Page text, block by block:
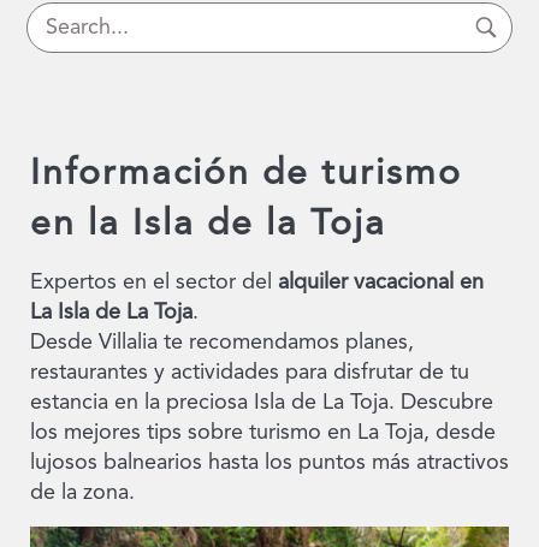
Información de turismo
en la Isla de la Toja
Expertos en el sector del alquiler vacacional en
La Isla de La Toja.
Desde Villalia te recomendamos planes,
restaurantes y actividades para disfrutar de tu
estancia en la preciosa Isla de La Toja. Descubre
los mejores tips sobre turismo en La Toja, desde
lujosos balnearios hasta los puntos más atractivos
de la zona.